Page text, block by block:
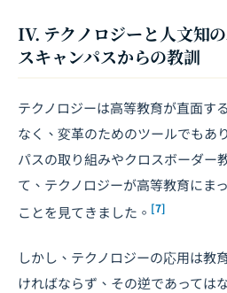
IV. テクノロジーと人文知
スキャンパスからの教訓
テクノロジーは高等教育が直面す
なく、変革のためのツールでもあ
パスの取り組みやクロスボーダー
て、テクノロジーが高等教育にま
ことを見てきました。 [7]
しかし、テクノロジーの応用は教
ければならず、その逆であっては